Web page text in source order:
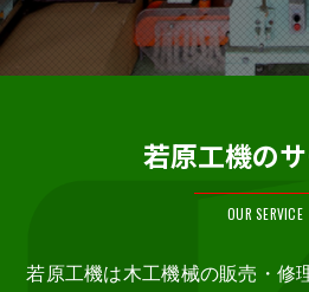
若原工機の
OUR SERVICE
若原工機は木工機械の販売・修